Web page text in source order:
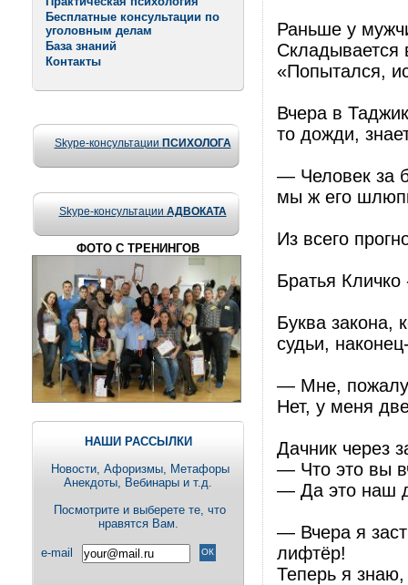
Бесплатные консультации по
уголовным делам
База знаний
Контакты
Skype-консультации ПСИХОЛОГА
Skype-консультации АДВОКАТА
ФОТО С ТРЕНИНГОВ
НАШИ РАССЫЛКИ
Новости, Aфоризмы, Метафоры
Анекдоты, Вебинары и т.д.
Посмотрите и выберете те, что
нравятся Вам.
e-mail
Раньше у
Складывается
«Попытался,
Вчера в
то дожди,
— Человек за
мы ж его
Из всего
Братья Кличко
Буква закона,
судьи,
— Мне,
Нет, у меня
Дачник чеpез
— Что это вы
— Да это наш
— Вчера я
лифтёр!
Теперь я